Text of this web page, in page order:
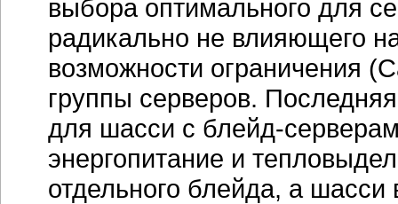
выбора оптимального для
радикально не влияющего
возможности ограничения
группы серверов.
для шасси с блейд-
энергопитание и
отдельного блейда, а шасси